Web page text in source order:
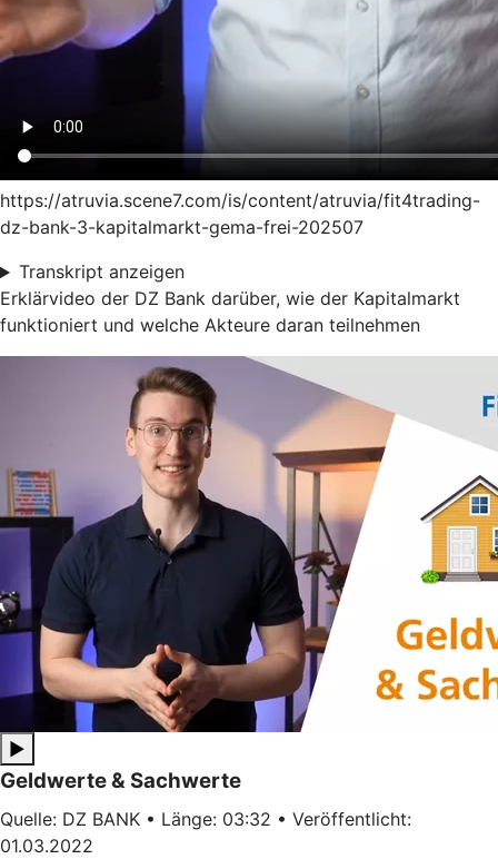
https://atruvia.scene7.com/is/content/atruvia/fit4trading-
dz-bank-3-kapitalmarkt-gema-frei-202507
Transkript anzeigen
Erklärvideo der DZ Bank darüber, wie der Kapitalmarkt
funktioniert und welche Akteure daran teilnehmen
▶
Geldwerte & Sachwerte
Quelle: DZ BANK • Länge: 03:32 • Veröffentlicht:
01.03.2022